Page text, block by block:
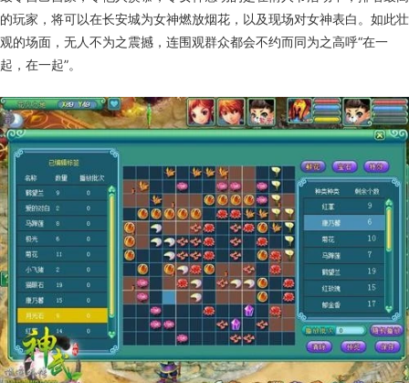
的玩家，将可以在长安城为女神燃放烟花，以及现场对女神表白。如此壮
观的场面，无人不为之震撼，连围观群众都会不约而同为之高呼“在一
起，在一起”。